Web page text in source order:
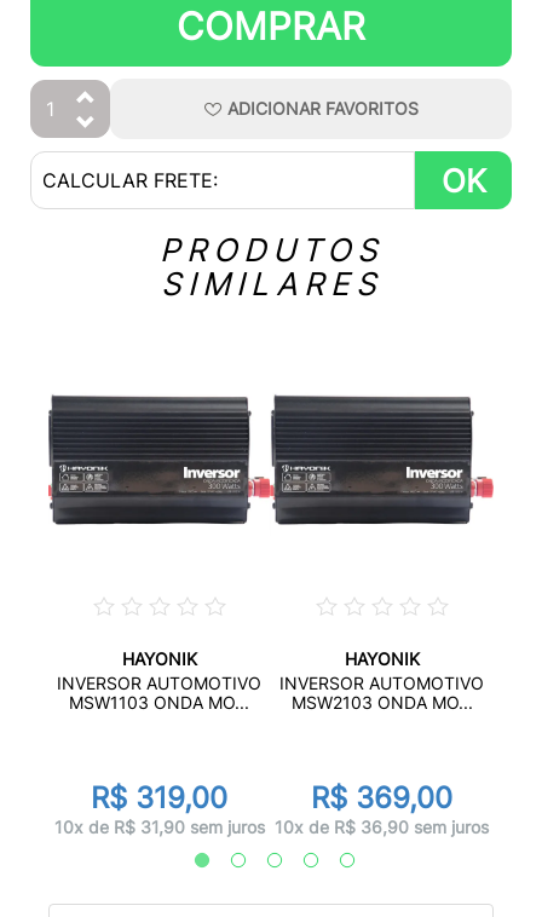
COMPRAR
ADICIONAR FAVORITOS
OK
PRODUTOS
SIMILARES
HAYONIK
INVERSOR AUTOMOTIVO
MSW1103 ONDA MO...
R$ 319,00
10x de R$ 31,90 sem juros
HAYONIK
INVERSOR AUTOMOTIVO
MSW2103 ONDA MO...
R$ 369,00
10x de R$ 36,90 sem juros